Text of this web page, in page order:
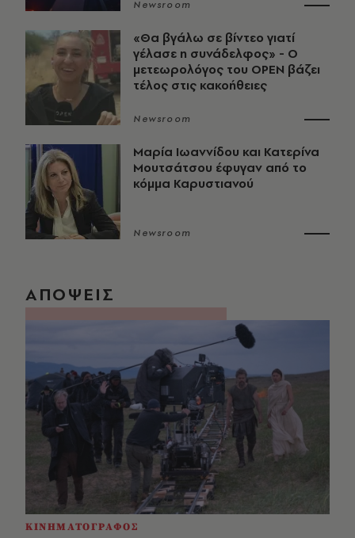
Newsroom
«Θα βγάλω σε βίντεο γιατί
γέλασε η συνάδελφος» - Ο
μετεωρολόγος του OPEN βάζει
τέλος στις κακοήθειες
Newsroom
Μαρία Ιωαννίδου και Κατερίνα
Μουτσάτσου έφυγαν από το
κόμμα Καρυστιανού
Newsroom
ΑΠΟΨΕΙΣ
ΚΙΝΗΜΑΤΟΓΡΑΦΟΣ